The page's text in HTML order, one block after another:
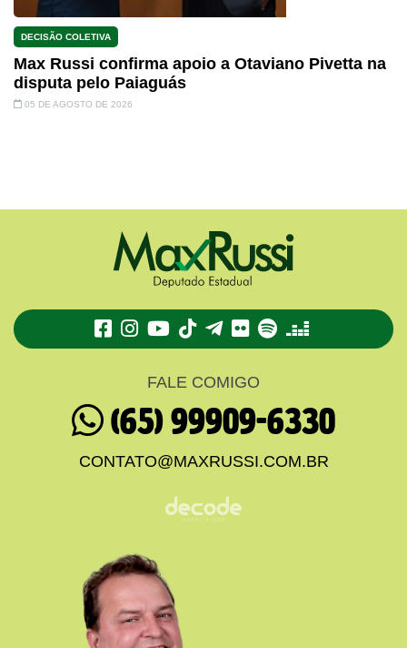
DECISÃO COLETIVA
Max Russi confirma apoio a Otaviano Pivetta na
disputa pelo Paiaguás
05 DE AGOSTO DE 2026
TikTokTelegram
FlickrSpotifyDeezer
FALE COMIGO
(65) 99909-6330
CONTATO@MAXRUSSI.COM.BR